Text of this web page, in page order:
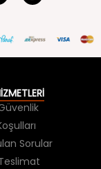
Sorular